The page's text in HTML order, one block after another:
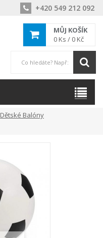
+420 549 212 092
MŮJ KOŠÍK
0 Ks / 0 Kč
Dětské Balóny